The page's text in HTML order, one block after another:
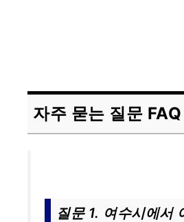
자주 묻는 질문 FAQ
질문 1. 여수시에서